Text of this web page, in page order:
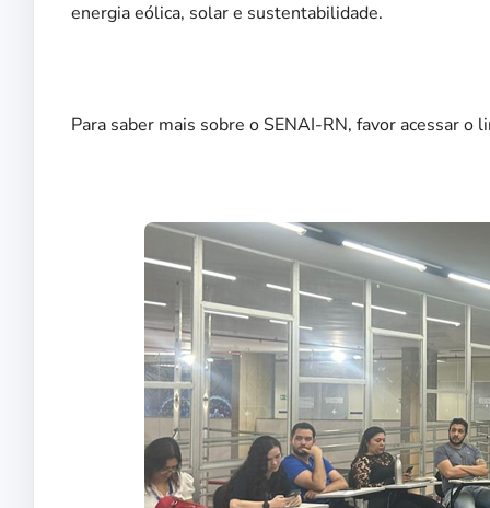
energia eólica, solar e sustentabilidade.
Para saber mais sobre o SENAI-RN, favor acessar o